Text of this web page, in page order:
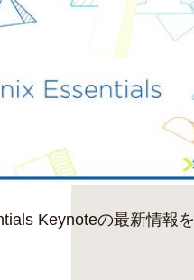
Keynoteの最新情報を